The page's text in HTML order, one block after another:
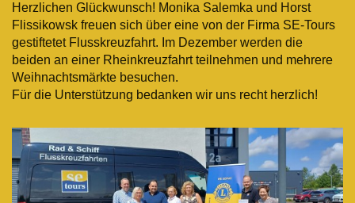
Herzlichen Glückwunsch! Monika Salemka und Horst
Flissikowsk freuen sich über eine von der Firma SE-Tours
gestiftetet Flusskreuzfahrt. Im Dezember werden die
beiden an einer Rheinkreuzfahrt teilnehmen und mehrere
Weihnachtsmärkte besuchen.
Für die Unterstützung bedanken wir uns recht herzlich!